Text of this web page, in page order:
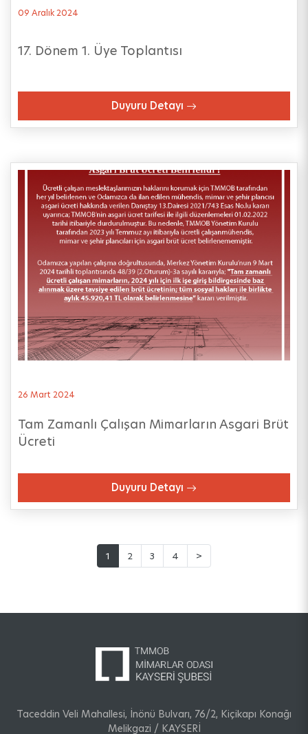
09 Aralık 2024
17. Dönem 1. Üye Toplantısı
Duyuru Detayı
26 Mart 2024
Tam Zamanlı Çalışan Mimarların Asgari Brüt
Ücreti
Duyuru Detayı
1 2 3 4 >
Taceddin Veli Mahallesi, İnönü Bulvarı, 76/2, Kiçikapı Konağı
Melikgazi / KAYSERİ